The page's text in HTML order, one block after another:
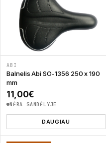
ABI
Balnelis Abi SO-1356 250 x 190
mm
11,00€
NĖRA SANDĖLYJE
DAUGIAU